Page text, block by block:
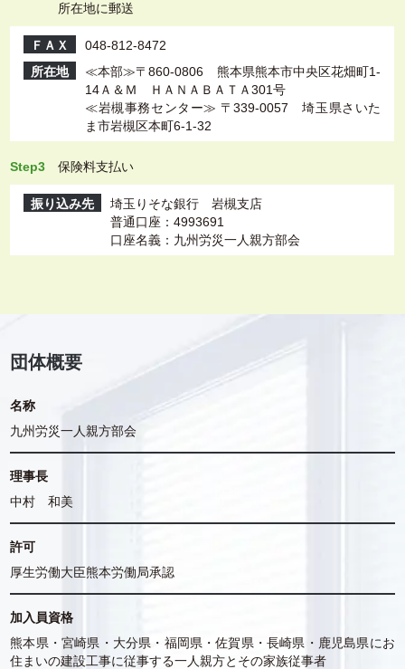
所在地に郵送
ＦＡＸ
048-812-8472
所在地
≪本部≫〒860-0806 熊本県熊本市中央区花畑町1-
14Ａ＆Ｍ ＨＡＮＡＢＡＴＡ301号
≪岩槻事務センター≫ 〒339-0057 埼玉県さいた
ま市岩槻区本町6-1-32
Step3 保険料支払い
振り込み先
埼玉りそな銀行 岩槻支店
普通口座：4993691
口座名義：九州労災一人親方部会
団体概要
名称
九州労災一人親方部会
理事長
中村 和美
許可
厚生労働大臣熊本労働局承認
加入員資格
熊本県・宮崎県・大分県・福岡県・佐賀県・長崎県・鹿児島県にお
住まいの建設工事に従事する一人親方とその家族従事者